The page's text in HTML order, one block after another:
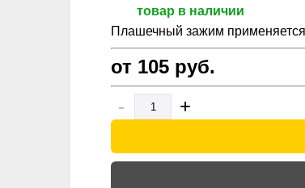
товар в наличии
Плашечный зажим
от 105 руб.
-
+